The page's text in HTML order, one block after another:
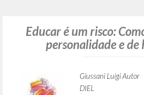
Educar é um risco:
personalidade e
Giussani Luigi Autor
DIEL